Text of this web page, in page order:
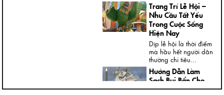
Trang Trí Lễ Hội –
Nhu Cầu Tất Yếu
Trong Cuộc Sống
Hiện Nay
Dịp lễ hội là thời điểm
mà hầu hết người dân
thường chi tiêu...
Hướng Dẫn Làm
Sạch Bụi Bẩn Cho
Tượng Thạch Cao